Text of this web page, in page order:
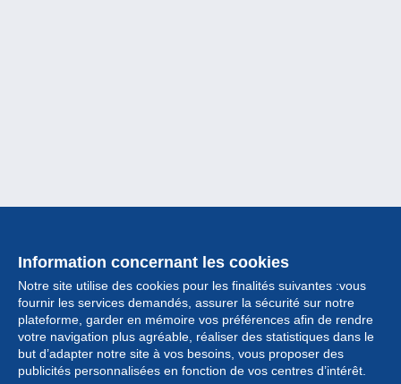
Information concernant les cookies
Notre site utilise des cookies pour les finalités suivantes :vous
fournir les services demandés, assurer la sécurité sur notre
plateforme, garder en mémoire vos préférences afin de rendre
votre navigation plus agréable, réaliser des statistiques dans le
but d’adapter notre site à vos besoins, vous proposer des
publicités personnalisées en fonction de vos centres d’intérêt.
Collection